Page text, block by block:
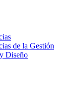
de la Gestión
Diseño